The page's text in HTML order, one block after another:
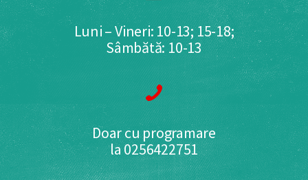
Luni – Vineri: 10-13; 15-18;
Sâmbătă: 10-13
Doar cu programare
la 0256422751